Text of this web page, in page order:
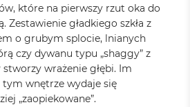
które na pierwszy rzut oka do
Zestawienie gładkiego szkła z
o grubym splocie, lnianych
czy dywanu typu „shaggy” z
wrażenie głębi. Im
wnętrze wydaje się
„zaopiekowane”.